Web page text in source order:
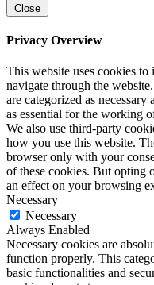
Close
Privacy Overview
This website uses cookies
navigate through the
are categorized as
as essential for the working
We also use third-party
how you use this website.
browser only with your
of these cookies. But opting
an effect on your browsing
Necessary
Necessary
Always Enabled
Necessary cookies are
function properly. This
basic functionalities and